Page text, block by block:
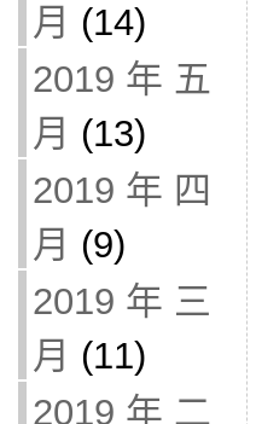
月 (14)
2019 年 五
月 (13)
2019 年 四
月 (9)
2019 年 三
月 (11)
2019 年 二